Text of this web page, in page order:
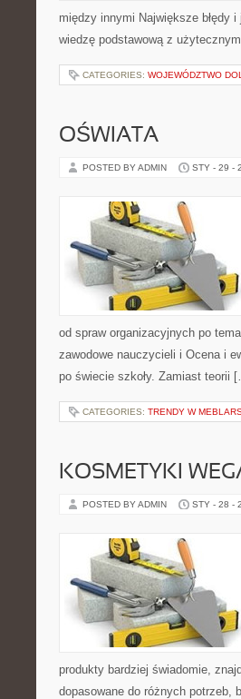
między innymi Największe błędy
wiedzę podstawową z
CATEGORIES: WOJEWÓDZTWO
OŚWIATA
POSTED BY ADMIN STY - 29 -
od spraw organizacyjnych po
zawodowe nauczycieli i Ocena i
po świecie szkoły. Zamiast teorii
CATEGORIES: TRENDY W
KOSMETYKI
POSTED BY ADMIN STY - 28 -
produkty bardziej świadomie,
dopasowane do różnych potrzeb,